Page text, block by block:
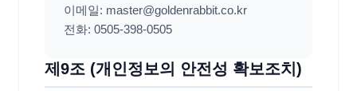
이메일: master@goldenrabbit.co.kr
전화: 0505-398-0505
제9조 (개인정보의 안전성 확보조치)